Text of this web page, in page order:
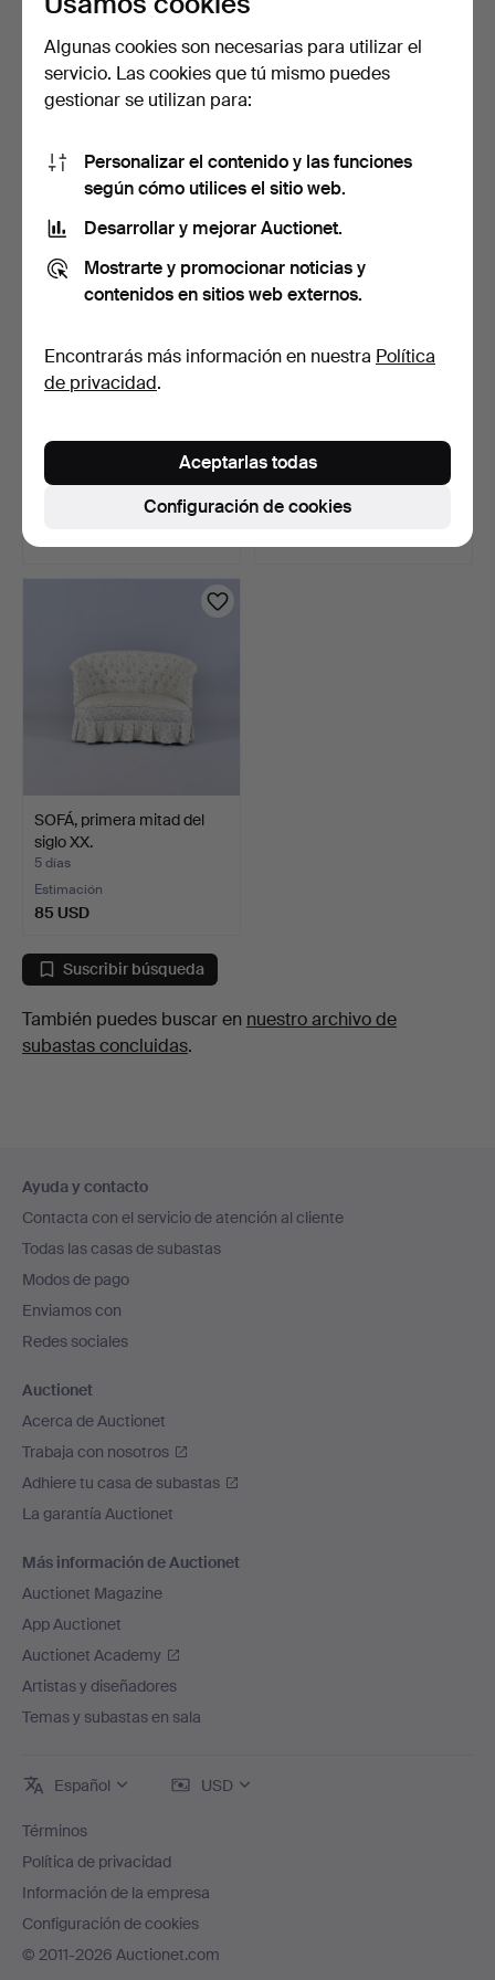
JENS AMUNDSEN. sofá,
acero con tapicería d…
106 USD
JENS AMUNDSEN. sofá,
211 USD
SOFÁ, madera tallada y
116 USD
acero con tapicería d…
Estimación
SOFÁ, primera mitad del
siglo XX.
5 días
Estimación
85 USD
Suscribir búsqueda
También puedes buscar en nuestro archivo de
subastas concluidas.
en
el
pie
de
página
Ayuda y contacto
Contacta con el servicio de atención al cliente
Todas las casas de subastas
Modos de pago
Enviamos con
Redes sociales
Auctionet
Acerca de Auctionet
Trabaja con nosotros
Adhiere tu casa de subastas
La garantía Auctionet
Más información de Auctionet
Auctionet Magazine
App Auctionet
Auctionet Academy
Artistas y diseñadores
Temas y subastas en sala
Español USD
Términos
Política de privacidad
Información de la empresa
Configuración de cookies
© 2011-2026 Auctionet.com
Algunas cookies son necesarias para utilizar el
servicio. Las cookies que tú mismo puedes
gestionar se utilizan para:
Personalizar el contenido y las funciones
según cómo utilices el sitio web.
Desarrollar y mejorar Auctionet.
Mostrarte y promocionar noticias y
contenidos en sitios web externos.
Encontrarás más información en nuestra Política
de privacidad.
Configuración de cookies
Aceptarlas todas